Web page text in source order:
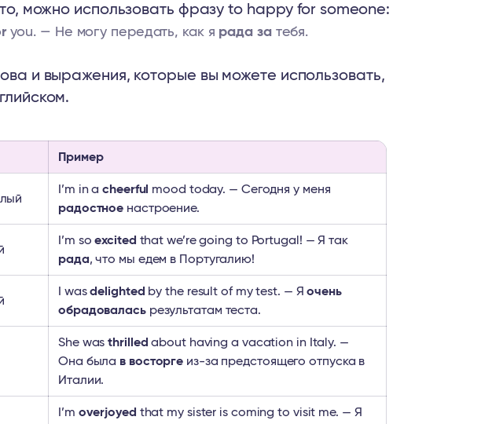
можно использовать фразу to happy for someone:
you. — Не могу передать, как я рада затебя.
и выражения, которые вы можете использовать,
Пример
I’m in acheerful mood today. — Сегодня у меня
радостное настроение.
I’m soexcited that we’re going to Portugal! — Я так
рада, что мы едем в Португалию!
I wasdelighted by the result of my test. — Яочень
обрадоваласьрезультатам теста.
She wasthrilled about having a vacation in Italy. —
Она была в восторге из-за предстоящего отпуска в
Италии.
I’m overjoyed that my sister is coming to visit me. — Я